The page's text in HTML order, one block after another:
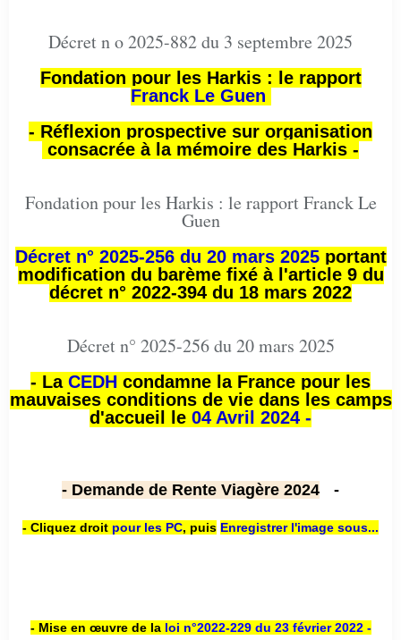
Décret n o 2025-882 du 3 septembre 2025
Fondation pour les Harkis : le rapport
Franck Le Guen
- Réflexion prospective sur organisation
consacrée à la mémoire des Harkis -
Fondation pour les Harkis : le rapport Franck Le
Guen
Décret n° 2025-256 du 20 mars 2025portant
modification du barème fixé à l'article 9 du
décret n° 2022-394 du 18 mars 2022
Décret n° 2025-256 du 20 mars 2025
- La CEDH condamne la France pour les
mauvaises conditions de vie dans les camps
d'accueil le 04 Avril 2024 -
- Demande de Rente Viagère 2024 -
- Cliquez droit pour les PC, puis Enregistrer l'image sous...
- Mise en œuvre de la loi n°2022-229 du 23 février 2022 -